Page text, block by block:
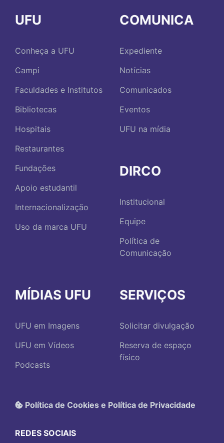
UFU
Conheça a UFU
Campi
Faculdades e Institutos
Bibliotecas
Hospitais
Restaurantes
Fundações
Apoio estudantil
Internacionalização
Uso da marca UFU
COMUNICA
Expediente
Notícias
Comunicados
Eventos
UFU na mídia
DIRCO
Institucional
Equipe
Política de
Comunicação
MÍDIAS UFU
UFU em Imagens
UFU em Vídeos
Podcasts
SERVIÇOS
Solicitar divulgação
Reserva de espaço
físico
Política de Cookies e Política de Privacidade
REDES SOCIAIS